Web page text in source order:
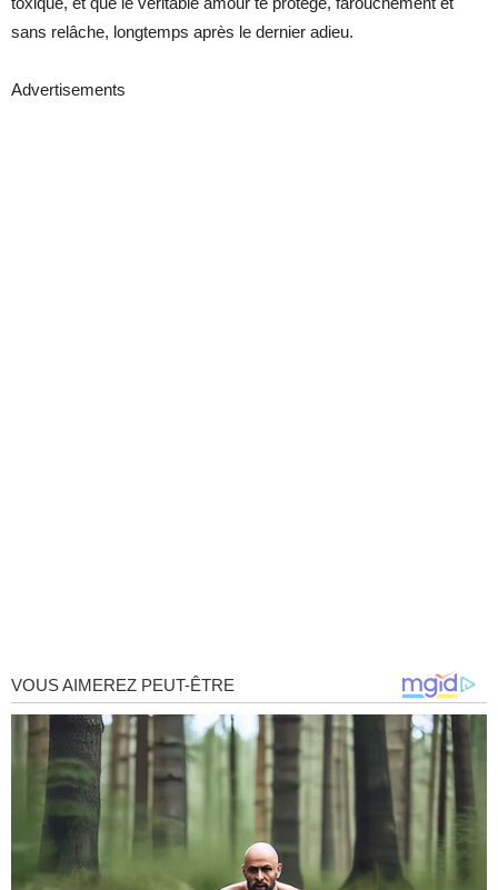
sans relâche, longtemps après le dernier adieu.
Advertisements